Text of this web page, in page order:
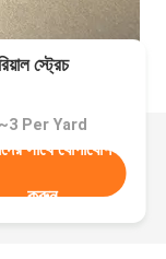
স্ট্রেচ
Per Yard
সাথে যোগাযোগ
করুন